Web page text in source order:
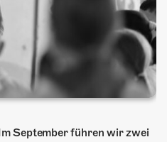
September führen wir zwei